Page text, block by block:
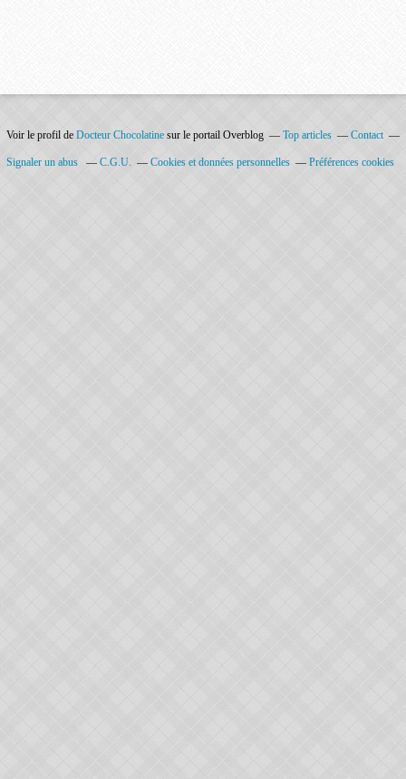
Voir le profil de Docteur Chocolatine sur le portail Overblog Top articles Contact
Signaler un abus C.G.U. Cookies et données personnelles Préférences cookies